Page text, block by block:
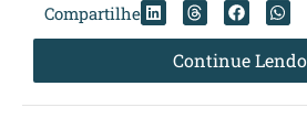
Compartilhe
Continue Lendo